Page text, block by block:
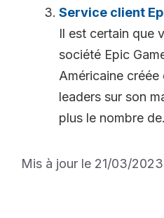
Service client
Il est certain que
société Epic
Américaine créée
leaders sur son
plus le nombre
Mis à jour le 21/03/2023